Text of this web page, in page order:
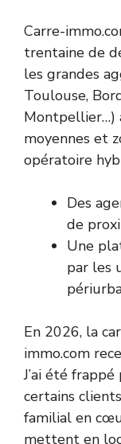
Carre-
trentaine de
les grandes
Toulouse,
Montpellier…)
moyennes et
opératoire
Des
de
Une
par les
En 2026, la
immo.com
J’ai été
certains
familial en
mettent en